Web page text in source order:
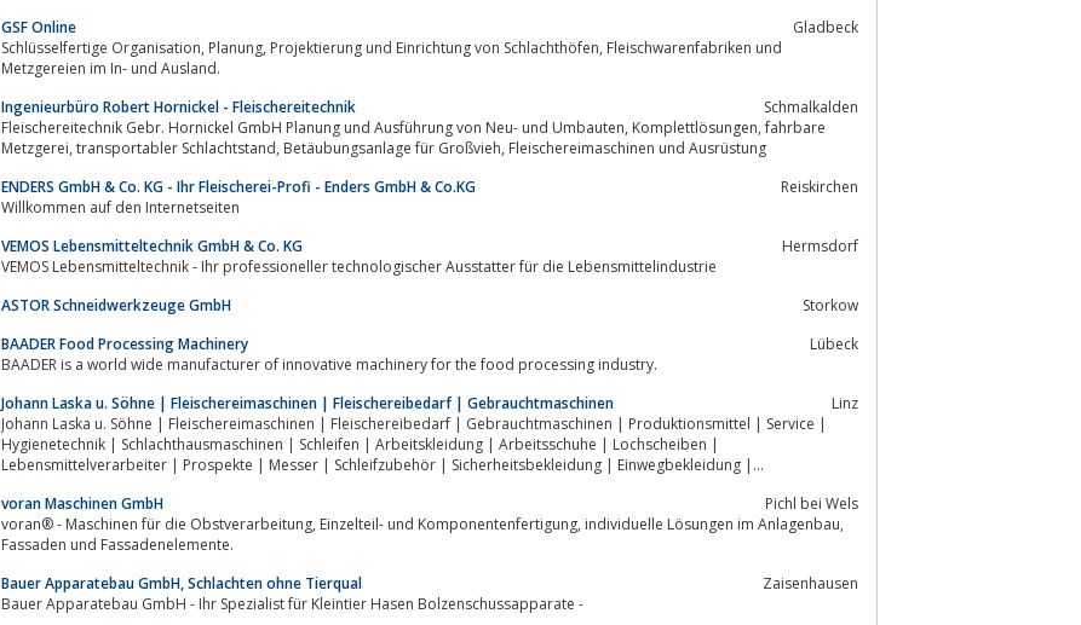
GSF Online
Gladbeck
Schlüsselfertige Organisation, Planung, Projektierung und Einrichtung von Schlachthöfen, Fleischwarenfabriken und
Metzgereien im In- und Ausland.
Ingenieurbüro Robert Hornickel - Fleischereitechnik
Schmalkalden
Fleischereitechnik Gebr. Hornickel GmbH Planung und Ausführung von Neu- und Umbauten, Komplettlösungen, fahrbare
Metzgerei, transportabler Schlachtstand, Betäubungsanlage für Großvieh, Fleischereimaschinen und Ausrüstung
ENDERS GmbH & Co. KG - Ihr Fleischerei-Profi - Enders GmbH & Co.KG
Reiskirchen
Willkommen auf den Internetseiten
VEMOS Lebensmitteltechnik GmbH & Co. KG
Hermsdorf
VEMOS Lebensmitteltechnik - Ihr professioneller technologischer Ausstatter für die Lebensmittelindustrie
ASTOR Schneidwerkzeuge GmbH
Storkow
BAADER Food Processing Machinery
Lübeck
BAADER is a world wide manufacturer of innovative machinery for the food processing industry.
Johann Laska u. Söhne | Fleischereimaschinen | Fleischereibedarf | Gebrauchtmaschinen
Linz
Johann Laska u. Söhne | Fleischereimaschinen | Fleischereibedarf | Gebrauchtmaschinen | Produktionsmittel | Service |
Hygienetechnik | Schlachthausmaschinen | Schleifen | Arbeitskleidung | Arbeitsschuhe | Lochscheiben |
Lebensmittelverarbeiter | Prospekte | Messer | Schleifzubehör | Sicherheitsbekleidung | Einwegbekleidung |...
voran Maschinen GmbH
Pichl bei Wels
voran® - Maschinen für die Obstverarbeitung, Einzelteil- und Komponentenfertigung, individuelle Lösungen im Anlagenbau,
Fassaden und Fassadenelemente.
Bauer Apparatebau GmbH, Schlachten ohne Tierqual
Zaisenhausen
Bauer Apparatebau GmbH - Ihr Spezialist für Kleintier Hasen Bolzenschussapparate -